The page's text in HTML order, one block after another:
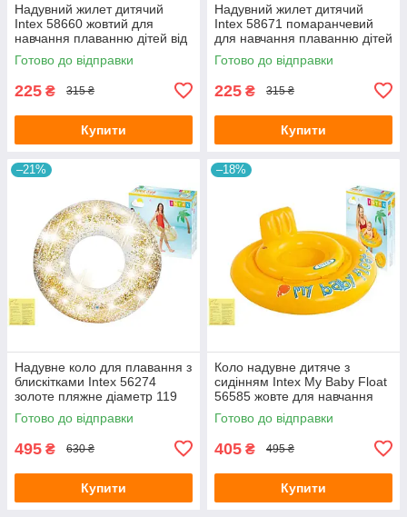
Надувний жилет дитячий
Intex 58660 жовтий для
навчання плаванню дітей від
3-6 років 50х47 см
Готово до відправки
225 ₴ 315 ₴
Купити
Надувний жилет дитячий
Intex 58671 помаранчевий
для навчання плаванню дітей
від 3-6 років 50х47 см
Готово до відправки
225 ₴ 315 ₴
Купити
–21%
Надувне коло для плавання з
блискітками Intex 56274
золоте пляжне діаметр 119
см з латкою
Готово до відправки
495 ₴ 630 ₴
Купити
–18%
Коло надувне дитяче з
сидінням Intex My Baby Float
56585 жовте для навчання
плаванню малюків від 6-12
місяців з латкою 70 см
Готово до відправки
405 ₴ 495 ₴
Купити